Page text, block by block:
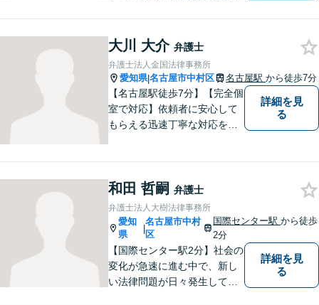
します。法律問題でお困りの
方はお気軽にご相談くださ
い。
大川 大介 弁護士
弁護士法人金国法律事務所
愛知県|名古屋市中村区 名古屋駅 から徒歩7分
【名古屋駅徒歩7分】【完全個
室で対応】依頼者に安心して
もらえる迅速丁寧な対応をモ
詳細を見
る
和田 哲嗣 弁護士
弁護士法人大樹法律事務所
愛知
県
|
名古屋市中村
区
国際センター駅から徒歩
2分
【国際センター駅2分】社会の
変化が急速に進む中で、新し
い法律問題が日々発生してお
詳細を見
る